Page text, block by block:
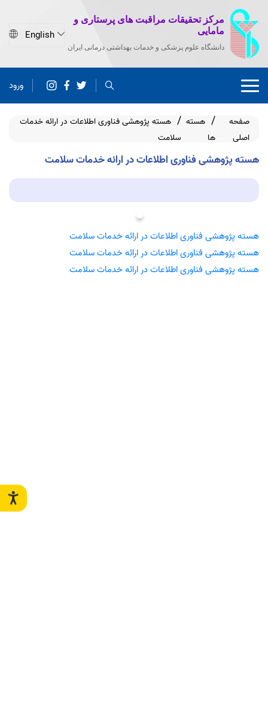
مرکز تحقیقات مراقبت های پرستاری و
مامایی
دانشگاه علوم پزشکی و خدمات بهداشتی درمانی ایران
ورود
صفحه
اصلی
هسته
ها
هسته پژوهشی فناوری اطلاعات در ارائه خدمات
سلامت
هسته پژوهشی فناوری اطلاعات در ارائه خدمات سلامت
هسته پژوهشی فناوری اطلاعات در ارائه خدمات سلامت
هسته پژوهشی فناوری اطلاعات در ارائه خدمات سلامت
هسته پژوهشی فناوری اطلاعات در ارائه خدمات سلامت